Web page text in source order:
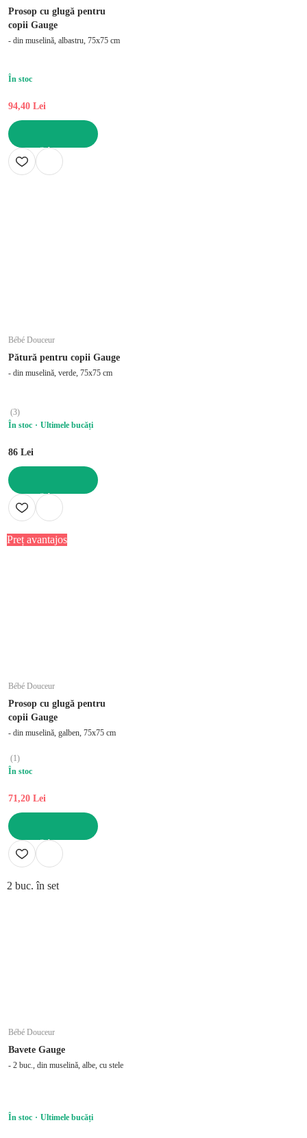
Prosop cu glugă pentru
copii Gauge
- din muselină, albastru, 75x75 cm
În stoc
94,40 Lei
ADAUGĂ ÎN COȘ
Bébé Douceur
Pătură pentru copii Gauge
- din muselină, verde, 75x75 cm
(3)
În stoc
Ultimele bucăți
86 Lei
ADAUGĂ ÎN COȘ
Preț avantajos
Bébé Douceur
Prosop cu glugă pentru
copii Gauge
- din muselină, galben, 75x75 cm
(1)
În stoc
71,20 Lei
ADAUGĂ ÎN COȘ
2 buc. în set
Bébé Douceur
Bavete Gauge
- 2 buc., din muselină, albe, cu stele
În stoc Ultimele bucăți